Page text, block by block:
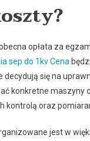
opłata za
sep do 1kv Cena
decydują się na
konkretne maszyny
kontrolą oraz
jest w